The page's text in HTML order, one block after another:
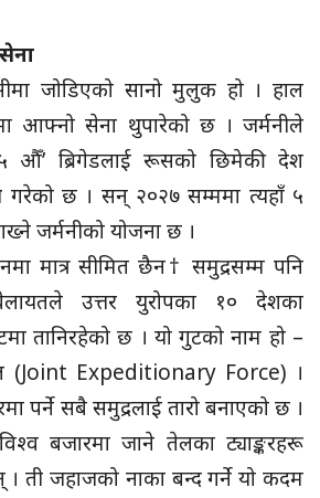
जोडिएको सानो मुलुक हो । हाल
आफ्नो सेना थुपारेको छ । जर्मनीले
औँ’ ब्रिगेडलाई रूसको छिमेकी देश
गरेको छ । सन् २०२७ सम्ममा त्यहाँ ५
जर्मनीको योजना छ ।
मात्र सीमित छैन† समुद्रसम्म पनि
उत्तर युरोपका १० देशका
तानिरहेको छ । यो गुटको नाम हो –
(Joint Expeditionary Force) ।
पर्ने सबै समुद्रलाई तारो बनाएको छ ।
बजारमा जाने तेलका ट्याङ्करहरू
ती जहाजको नाका बन्द गर्ने यो कदम